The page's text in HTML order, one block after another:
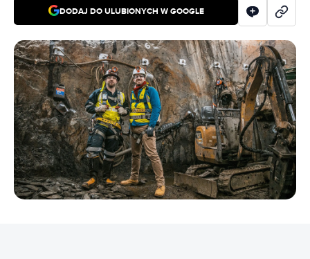
DODAJ DO ULUBIONYCH W GOOGLE